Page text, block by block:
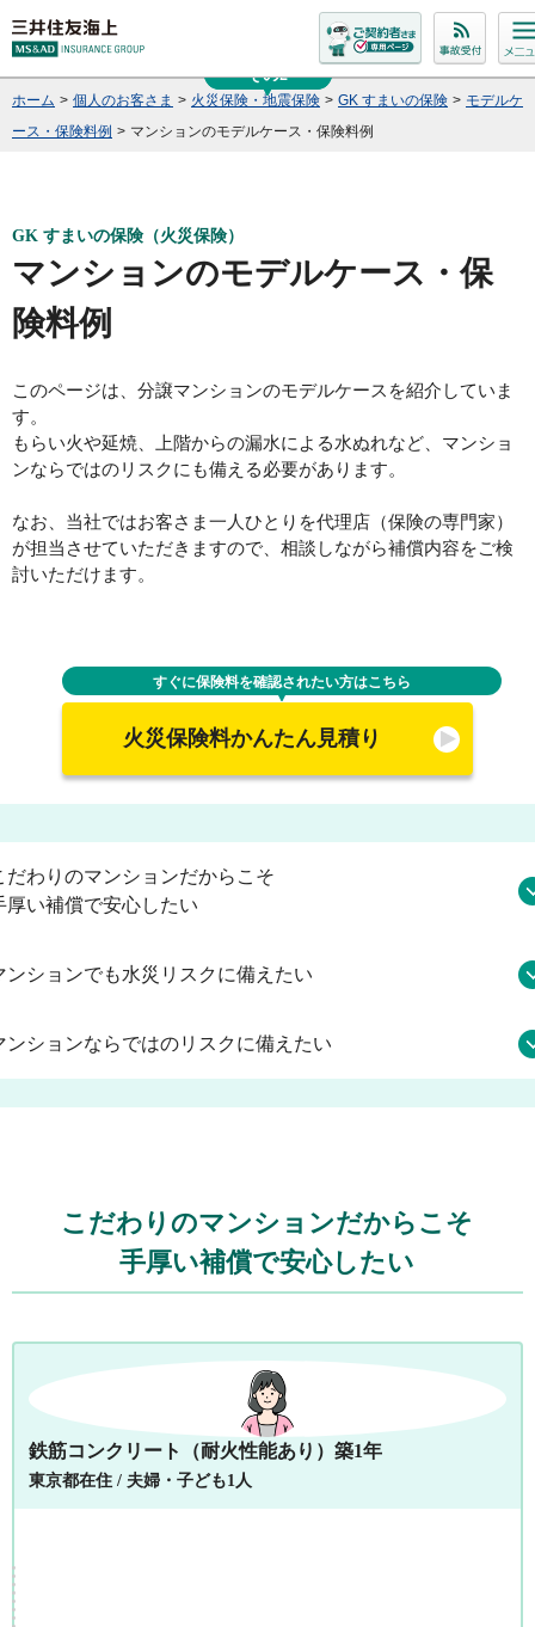
ホーム > 個人のお客さま > 火災保険・地震保険 > GK すまいの保険 > モデルケ
ース・保険料例 > マンションのモデルケース・保険料例
マンションのモデルケース・保
険料例
GK すまいの保険（火災保険）
このページは、分譲マンションのモデルケースを紹介していま
す。
もらい火や延焼、上階からの漏水による水ぬれなど、マンショ
ンならではのリスクにも備える必要があります。
なお、 当社ではお客さま一人ひとりを代理店（保険の専門家）
が担当させていただきますので、相談しながら補償内容をご検
討いただけます。
すぐに保険料を確認されたい方はこちら
火災保険料かんたん見積り
だわりのマンションだからこそ
厚い補償で安心したい
ンションでも水災リスクに備えたい
ンションならではのリスクに備えたい
こだわりのマンションだからこそ
手厚い補償で安心したい
鉄筋コンクリート（耐火性能あり）築1年
東京都在住 / 夫婦・子ども1人
その1
その2